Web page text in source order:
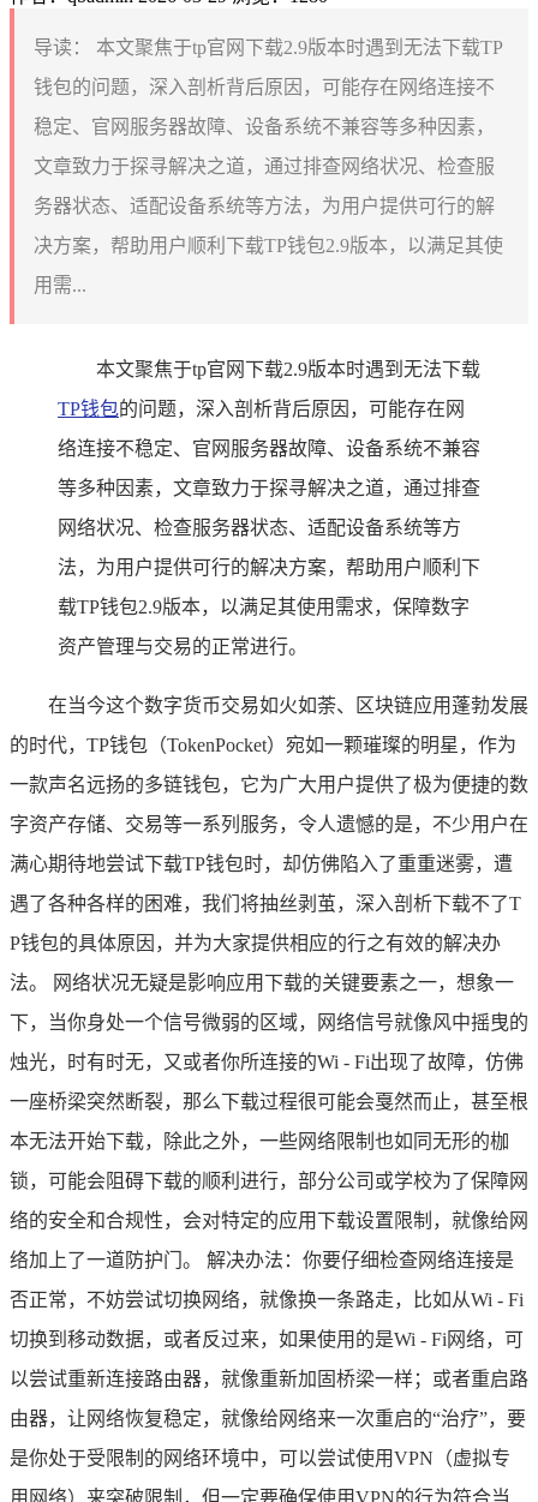
导读：
本文聚焦于tp官网下载2.9版本时遇到无法下载TP
钱包的问题，深入剖析背后原因，可能存在网络连接不
稳定、官网服务器故障、设备系统不兼容等多种因素，
文章致力于探寻解决之道，通过排查网络状况、检查服
务器状态、适配设备系统等方法，为用户提供可行的解
决方案，帮助用户顺利下载TP钱包2.9版本，以满足其使
用需...
本文聚焦于tp官网下载2.9版本时遇到无法下载
TP钱包的问题，深入剖析背后原因，可能存在网
络连接不稳定、官网服务器故障、设备系统不兼容
等多种因素，文章致力于探寻解决之道，通过排查
网络状况、检查服务器状态、适配设备系统等方
法，为用户提供可行的解决方案，帮助用户顺利下
载TP钱包2.9版本，以满足其使用需求，保障数字
资产管理与交易的正常进行。
在当今这个数字货币交易如火如荼、区块链应用蓬勃发展
的时代，TP钱包（TokenPocket）宛如一颗璀璨的明星，作为
一款声名远扬的多链钱包，它为广大用户提供了极为便捷的数
字资产存储、交易等一系列服务，令人遗憾的是，不少用户在
满心期待地尝试下载TP钱包时，却仿佛陷入了重重迷雾，遭
遇了各种各样的困难，我们将抽丝剥茧，深入剖析下载不了T
P钱包的具体原因，并为大家提供相应的行之有效的解决办
法。 网络状况无疑是影响应用下载的关键要素之一，想象一
下，当你身处一个信号微弱的区域，网络信号就像风中摇曳的
烛光，时有时无，又或者你所连接的Wi - Fi出现了故障，仿佛
一座桥梁突然断裂，那么下载过程很可能会戛然而止，甚至根
本无法开始下载，除此之外，一些网络限制也如同无形的枷
锁，可能会阻碍下载的顺利进行，部分公司或学校为了保障网
络的安全和合规性，会对特定的应用下载设置限制，就像给网
络加上了一道防护门。 解决办法：你要仔细检查网络连接是
否正常，不妨尝试切换网络，就像换一条路走，比如从Wi - Fi
切换到移动数据，或者反过来，如果使用的是Wi - Fi网络，可
以尝试重新连接路由器，就像重新加固桥梁一样；或者重启路
由器，让网络恢复稳定，就像给网络来一次重启的“治疗”，要
是你处于受限制的网络环境中，可以尝试使用VPN（虚拟专
用网络）来突破限制，但一定要确保使用VPN的行为符合当